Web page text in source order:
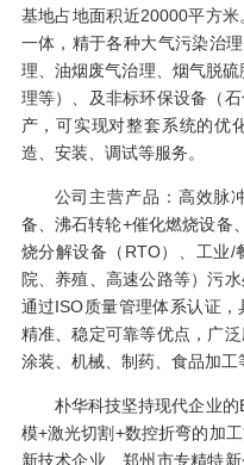
基地占地面积近20000平方
一体，精于各种大气污染治
理、油烟废气治理、烟气脱
理等）、及非标环保设备（
产，可实现对整套系统的优
造、安装、调试等服务。
公司主营产品：高效脉
备、沸石转轮+催化燃烧设备
烧分解设备（RTO）、工业/
院、养殖、高速公路等）污
通过ISO质量管理体系认证
精准、稳定可靠等优点，广
涂装、机械、制药、食品加工
朴华科技坚持现代企业
模+激光切割+数控折弯的加
新技术企业、郑州市专精特